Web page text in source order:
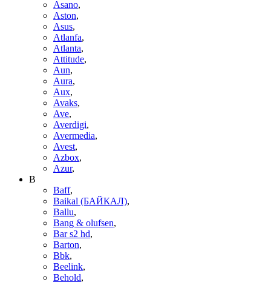
Asano,
Aston,
Asus,
Atlanfa,
Atlanta,
Attitude,
Aun,
Aura,
Aux,
Avaks,
Ave,
Averdigi,
Avermedia,
Avest,
Azbox,
Azur,
B
Baff,
Baikal (БАЙКАЛ),
Ballu,
Bang & olufsen,
Bar s2 hd,
Barton,
Bbk,
Beelink,
Behold,